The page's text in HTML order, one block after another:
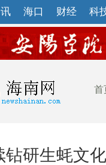
海口 财经 科
首
钻研生蚝文